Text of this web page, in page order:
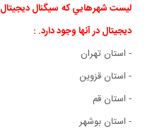
ليست شهرهايي که سيگنال ديجيتال
ديجيتال در آنها وجود دارد. :
- استان تهران
- استان قزوين
- استان قم
- استان بوشهر